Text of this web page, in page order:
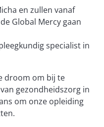
en zullen vanaf
Global Mercy gaan
specialist in
droom om bij te
gezondheidszorg in
om onze opleiding